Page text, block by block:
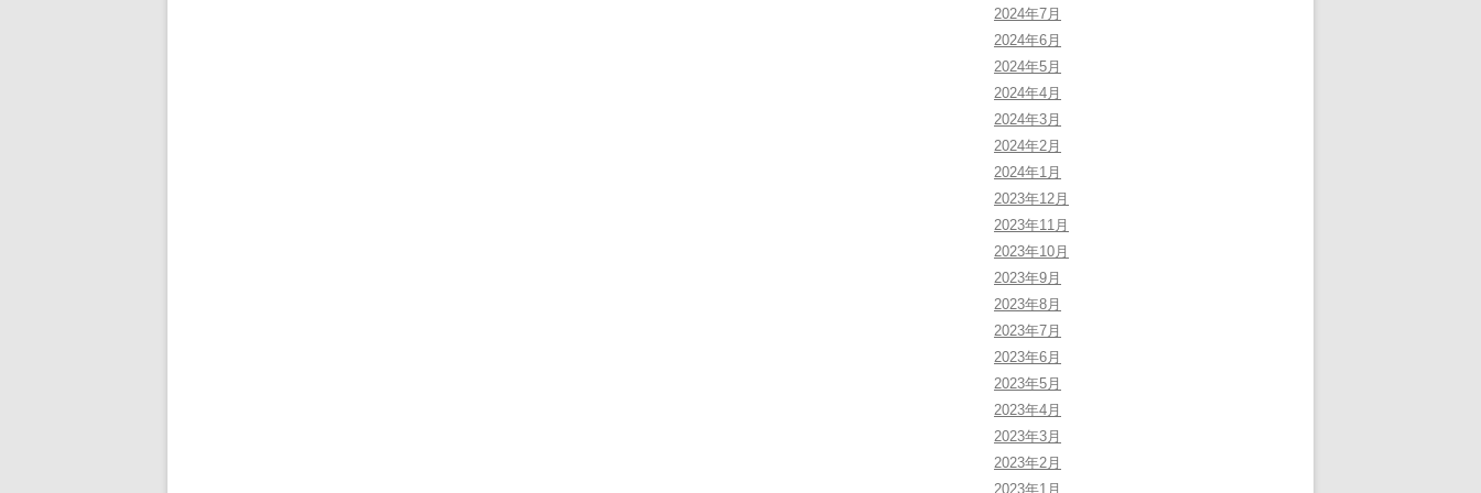
2024年7月
2024年6月
2024年5月
2024年4月
2024年3月
2024年2月
2024年1月
2023年12月
2023年11月
2023年10月
2023年9月
2023年8月
2023年7月
2023年6月
2023年5月
2023年4月
2023年3月
2023年2月
2023年1月